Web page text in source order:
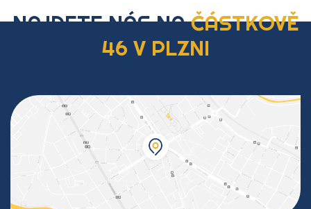
NAJDETE NÁS NAČÁSTKOVĚ
46 V PLZNI